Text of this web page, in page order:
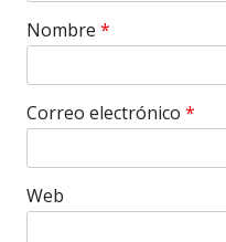
Nombre *
Correo electrónico *
Web